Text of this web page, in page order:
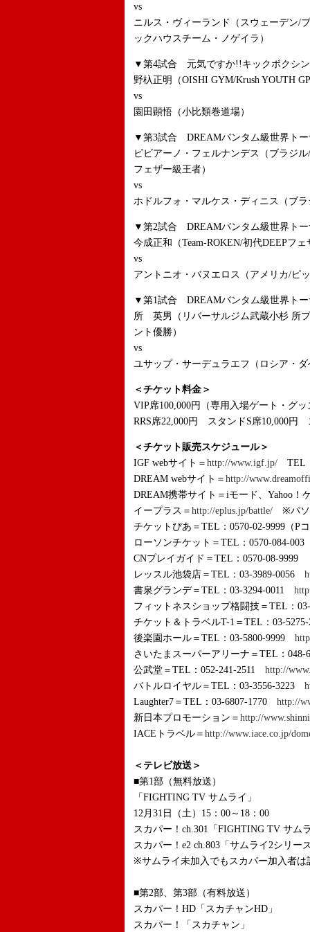
vs
ニルス・ヴィーランド（スウェーデン/
ックハウスチーム・ノゲイラ）
▼第4試合 元気ですか!!キックボクシ
野杁正明（OISHI GYM/Krush YOUTH
vs
園田顕悟（小比類巻道場）
▼第3試合 DREAMバンタム級世界ト
ビビアーノ・フェルナンデス（ブラジ
フェザー級王者）
vs
ホドルフォ・マルケス・ディニス（ブ
▼第2試合 DREAMバンタム級世界ト
今成正和（Team-ROKEN/初代DEEPフ
vs
アントニオ・バヌエロス（アメリカ/ピ
▼第1試合 DREAMバンタム級世界ト
所 英男（リバーサルジム武蔵小杉 所
ント優勝）
vs
ユサップ・サーデュラエフ（ロシア・
＜チケット料金＞
VIP席100,000円（専用入場ゲート・グ
RRS席22,000円 スタンドS席10,000円
＜チケット販売スケジュール＞
IGF webサイト＝ http://www.igf.jp/ TEL
DREAM webサイト＝ http://
DREAM携帯サイト＝iモード、Yahoo！
イープラス＝ http://eplus.jp/battle/ ※パソ
チケットぴあ＝TEL：0570-02-9999（P
ローソンチケット＝TEL：0570-084-003
CNプレイガイド＝TEL：0570-08-9999
レッスル池袋店＝TEL：03-3989-0056
書泉グランデ＝TEL：03-3294-0011
フィットネスショップ格闘技＝TEL：
チケット＆トラベルT-1＝TEL：03-
後楽園ホール＝TEL：03-5800-9999
さいたまスーパーアリーナ＝TEL：
公武堂＝TEL：052-241-2511 http://
バトルロイヤル＝TEL：03-3556-3223
Laughter7＝TEL：03-6807-1770 http://
新日本プロモーション＝ http://
IACEトラベル＝ http://www.iace.co.jp/
＜テレビ放送＞
■第1部（無料放送）
「FIGHTING TV サムライ」
12月31日（土）15：00～18：00
スカパー！ch.301「FIGHTING TV サム
スカパー！e2 ch.803「サムライ2シリー
※サムライ未加入でもスカパー加入者は
■第2部、第3部（有料放送）
スカパー！HD「スカチャンHD」
スカパー！「スカチャン」